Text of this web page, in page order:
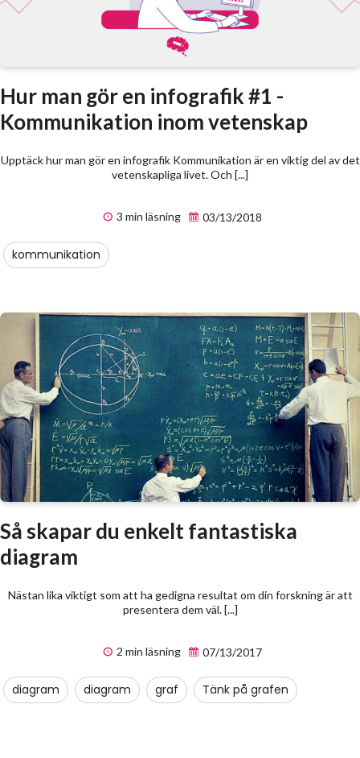
Hur man gör en infografik #1 -
Kommunikation inom vetenskap
Upptäck hur man gör en infografik Kommunikation är en viktig del av det
vetenskapliga livet. Och [...]
3 min läsning 03/13/2018
kommunikation
Så skapar du enkelt fantastiska
diagram
Nästan lika viktigt som att ha gedigna resultat om din forskning är att
presentera dem väl. [...]
2 min läsning 07/13/2017
diagram diagram graf Tänk på grafen